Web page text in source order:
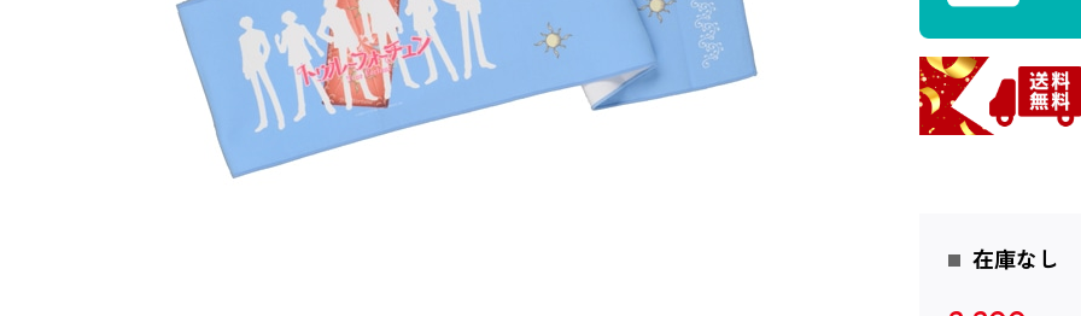
在庫なし